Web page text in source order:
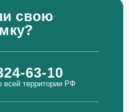
свою
63-10
всей территории РФ